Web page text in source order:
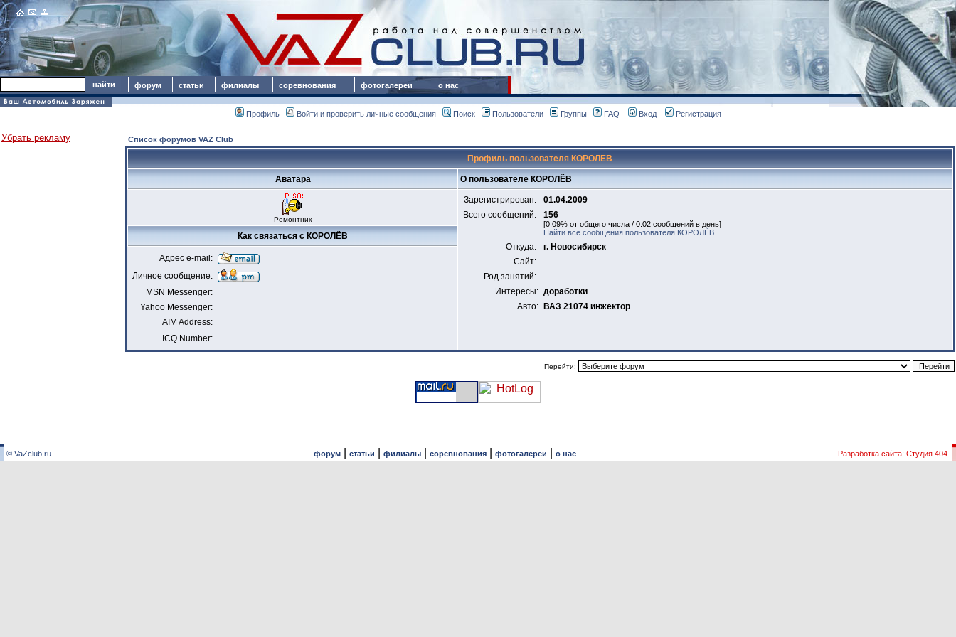
форум статьи филиалы соревнования фотогалереи о нас
Профиль Войти и проверить личные сообщения Поиск Пользователи Группы FAQ Вход Регистрация
Убрать рекламу Список форумов VAZ Club
Профиль пользователя КОРОЛЁВ
Аватара О пользователе КОРОЛЁВ
Ремонтник
Зарегистрирован:
01.04.2009
Всего сообщений:
156
[0.09% от общего числа / 0.02 сообщений в день]
Найти все сообщения пользователя КОРОЛЁВ
Откуда:
г. Новосибирск
Сайт:
Род занятий:
Интересы: доработки
Авто:
ВАЗ 21074 инжектор
Как связаться с КОРОЛЁВ
Адрес e-mail:
Личное сообщение:
MSN Messenger:
Yahoo Messenger:
AIM Address:
ICQ Number:
Перейти:
© VaZclub.ru форум| статьи филиалы| соревнования| фотогалереи о нас Разработка сайта: Студия 404